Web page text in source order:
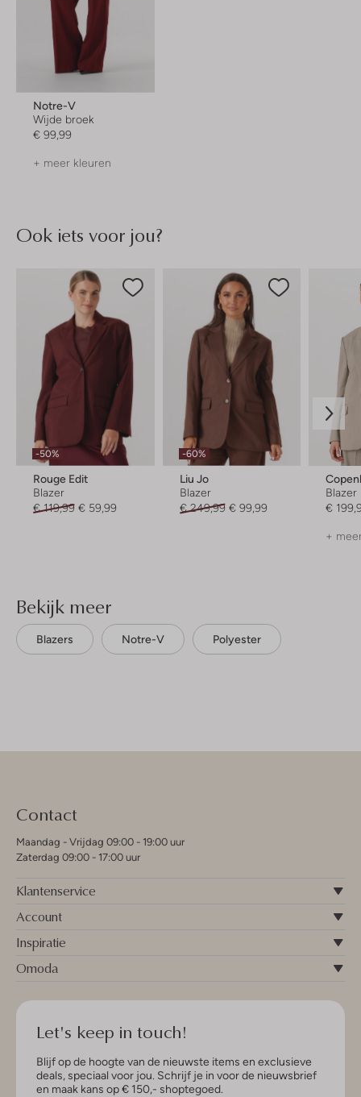
Notre-V
Wijde broek
€ 99,99
+ meer kleuren
Ook iets voor jou?
-50%
Rouge Edit
Blazer
€ 119,99 € 59,99
-60%
Liu Jo
Blazer
€ 249,99 € 99,99
Blazer
€
+
Bekijk meer
Blazers Notre-V Polyester
Contact
Maandag - Vrijdag 09:00 - 19:00 uur
Zaterdag 09:00 - 17:00 uur
Klantenservice
Account
Inspiratie
Omoda
Let's keep in touch!
Blijf op de hoogte van de nieuwste items en exclusieve
deals, speciaal voor jou. Schrijf je in voor de nieuwsbrief
en maak kans op € 150,- shoptegoed.